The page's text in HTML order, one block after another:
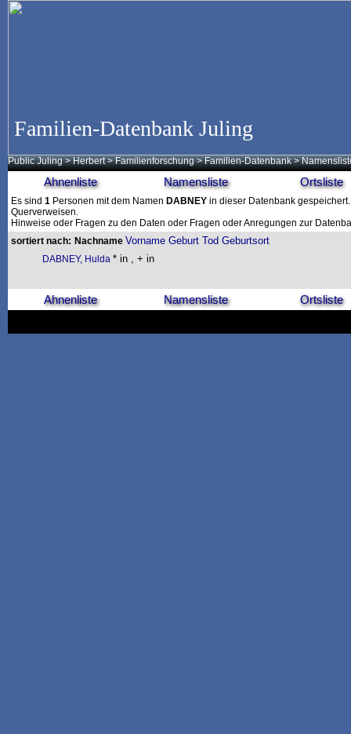
Familien-Datenbank Juling
Public Juling >Herbert >Familienforschung >Familien-Datenbank >
Ahnenliste Namensliste Ortsliste
Es sind 1 Personen mit dem Namen DABNEY in dieser Datenbank
Querverweisen.
Hinweise oder Fragen zu den Daten oder Fragen oder Anregungen zur
sortiert nach: Nachname Vorname Geburt Tod Geburtsort
DABNEY, Hulda * in , + in
Ahnenliste Namensliste Ortsliste